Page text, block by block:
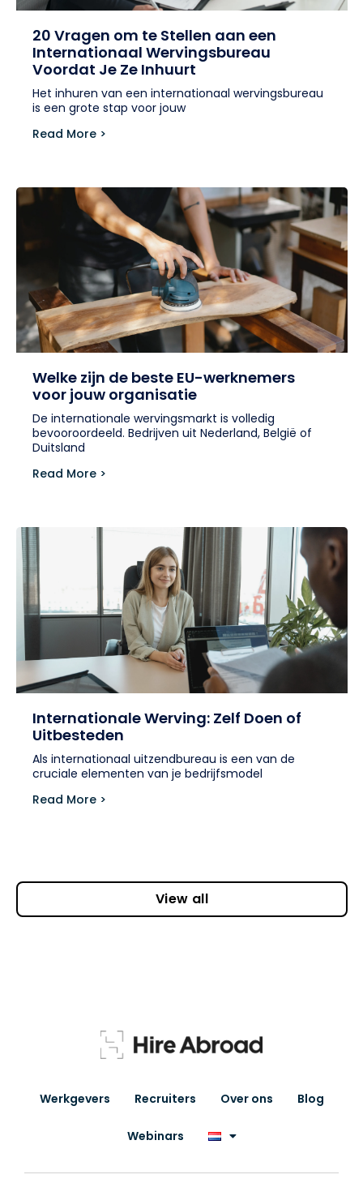
20 Vragen om te Stellen aan een
Internationaal Wervingsbureau
Voordat Je Ze Inhuurt
Het inhuren van een internationaal wervingsbureau
is een grote stap voor jouw
Read More >
Welke zijn de beste EU-werknemers
voor jouw organisatie
De internationale wervingsmarkt is volledig
bevooroordeeld. Bedrijven uit Nederland, België of
Duitsland
Read More >
Internationale Werving: Zelf Doen of
Uitbesteden
Als internationaal uitzendbureau is een van de
cruciale elementen van je bedrijfsmodel
Read More >
View all
Werkgevers Recruiters Over ons Blog
Webinars